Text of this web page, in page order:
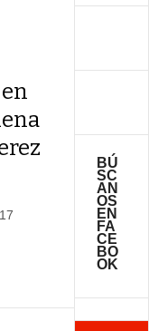
BÚ
SC
AN
OS
EN
FA
CE
BO
OK